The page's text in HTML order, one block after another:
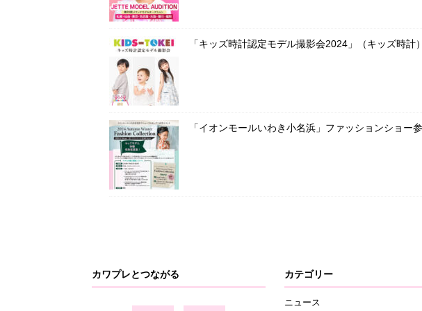
「キッズ時計認定モデル撮影会2024」（キッズ時計
「イオンモールいわき小名浜」ファッションショー
カワプレとつながる カテゴリー
ニュース